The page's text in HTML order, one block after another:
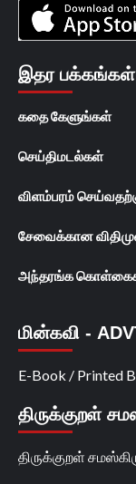
இதர பக்கங்கள்
கதை கேளுங்கள்
செய்திமடல்கள்
விளம்பரம்
சேவைக்கான
அந்தரங்க
மின்கவி -
E-Book / Printed
திருக்குறள்
திருக்குறள்